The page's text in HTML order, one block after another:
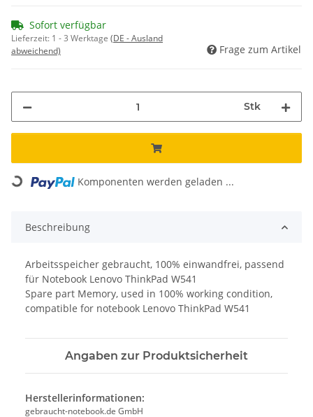
Sofort verfügbar
Lieferzeit: 1 - 3 Werktage (DE - Ausland
abweichend)
Frage zum Artikel
Stk
Loading... Komponenten werden geladen ...
Beschreibung
Arbeitsspeicher gebraucht, 100% einwandfrei, passend
für Notebook Lenovo ThinkPad W541
Spare part Memory, used in 100% working condition,
compatible for notebook Lenovo ThinkPad W541
Angaben zur Produktsicherheit
Herstellerinformationen:
gebraucht-notebook.de GmbH